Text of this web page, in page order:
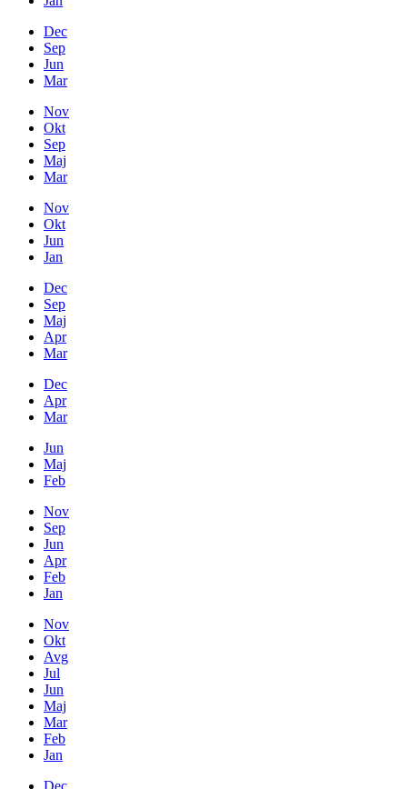
Dec
Sep
Jun
Mar
Nov
Okt
Sep
Maj
Mar
Nov
Okt
Jun
Jan
Dec
Sep
Maj
Apr
Mar
Dec
Apr
Mar
Jun
Maj
Feb
Nov
Sep
Jun
Apr
Feb
Jan
Nov
Okt
Avg
Jul
Jun
Maj
Mar
Feb
Jan
Dec